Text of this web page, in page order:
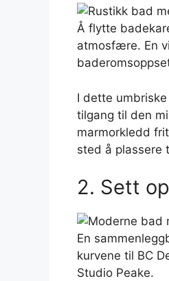
Å flytte
atmosfære. En
I dette
tilgang til den
marmorkledd
sted å plassere
2. Sett
En
kurvene til BC
Studio Peake.